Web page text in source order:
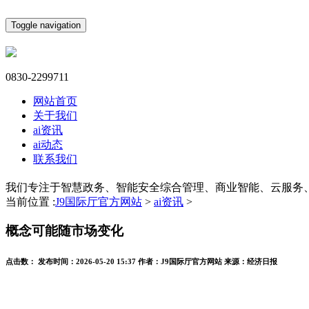
Toggle navigation
0830-2299711
网站首页
关于我们
ai资讯
ai动态
联系我们
我们专注于智慧政务、智能安全综合管理、商业智能、云服务
当前位置 :J9国际厅官方网站 > ai资讯 >
概念可能随市场变化
点击数： 发布时间： 2026-05-20 15:37 作者： J9国际厅官方网站 来源： 经济日报